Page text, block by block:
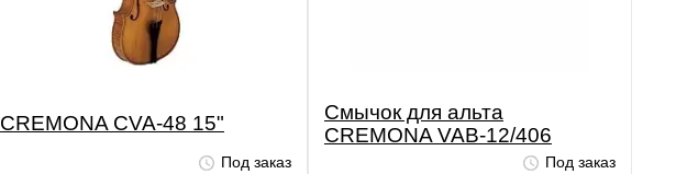
CREMONA CVA-48 15"
Под заказ
Смычок для альта
CREMONA VAB-12/406
Под заказ